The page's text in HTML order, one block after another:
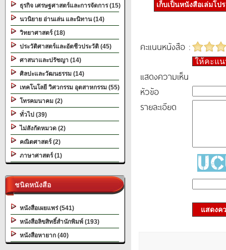
ธุรกิจ เศรษฐศาสตร์และการจัดการ (15)
นวนิยาย อ่านเล่น และนิทาน (14)
วิทยาศาสตร์ (18)
ประวัติศาสตร์และอัตชีวประวัติ (45)
ศาสนาและปรัชญา (14)
ศิลปะและวัฒนธรรม (14)
เทคโนโลยี วิศวกรรม อุตสาหกรรม (55)
โทรคมนาคม (2)
ทั่วไป (39)
ไม่สังกัดหมวด (2)
คณิตศาสตร์ (2)
ภาษาศาสตร์ (1)
ชนิดหนังสือ
หนังสือเผยแพร่ (541)
หนังสือลิขสิทธิ์สำนักพิมพ์ (193)
หนังสือหายาก (40)
เก็บเป็นหนังสือเล่มโป
คะแนนหนังสือ :
ให้คะแ
แสดงความเห็น
หัวข้อ
รายละเอียด
แสดงค